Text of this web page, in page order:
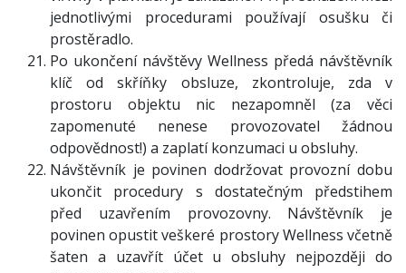
jednotlivými procedurami používají osušku či
prostěradlo.
Po ukončení návštěvy Wellness předá návštěvník
klíč od skříňky obsluze, zkontroluje, zda v
prostoru objektu nic nezapomněl (za věci
zapomenuté nenese provozovatel žádnou
odpovědnost!) a zaplatí konzumaci u obsluhy.
Návštěvník je povinen dodržovat provozní dobu
ukončit procedury s dostatečným předstihem
před uzavřením provozovny. Návštěvník je
povinen opustit veškeré prostory Wellness včetně
šaten a uzavřít účet u obsluhy nejpozději do